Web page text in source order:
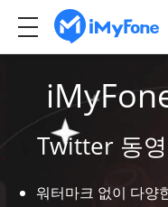
Twitter 동
워터마크 없이 다양